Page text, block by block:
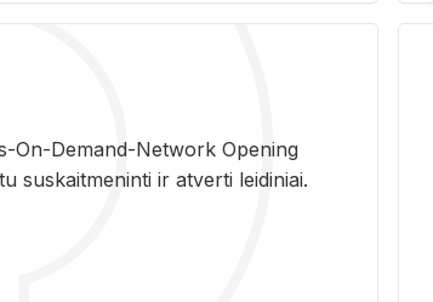
On-De­mand-Ne­twork Ope­ning
su­skait­me­nin­ti ir at­ver­ti lei­di­niai.